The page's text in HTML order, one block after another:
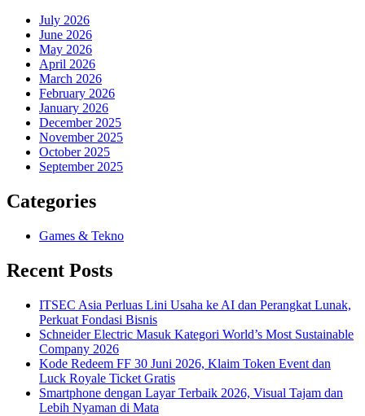
July 2026
June 2026
May 2026
April 2026
March 2026
February 2026
January 2026
December 2025
November 2025
October 2025
September 2025
Categories
Games & Tekno
Recent Posts
ITSEC Asia Perluas Lini Usaha ke AI dan Perangkat Lunak,
Perkuat Fondasi Bisnis
Schneider Electric Masuk Kategori World’s Most Sustainable
Company 2026
Kode Redeem FF 30 Juni 2026, Klaim Token Event dan
Luck Royale Ticket Gratis
Smartphone dengan Layar Terbaik 2026, Visual Tajam dan
Lebih Nyaman di Mata